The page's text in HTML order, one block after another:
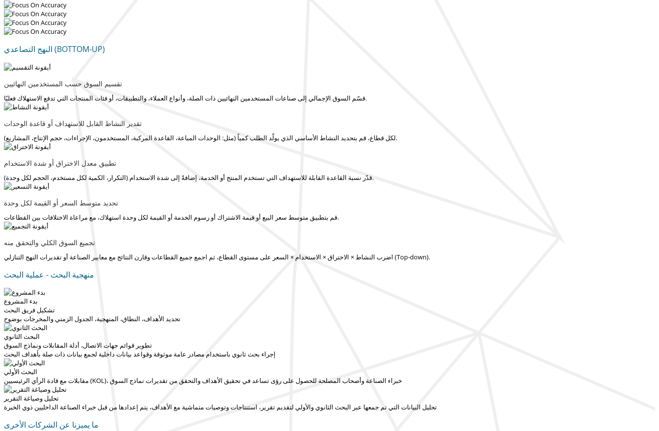
النهج التصاعدي (BOTTOM-UP)
تقسيم السوق حسب المستخدمين النهائيين
قسّم السوق الإجمالي إلى صناعات المستخدمين النهائيين ذات الصلة، وأنواع العملاء، والتطبيقات، أو فئات المنتجات التي تدفع الاستهلاك فعليًا.
تقدير النشاط القابل للاستهداف أو قاعدة الوحدات
لكل قطاع، قم بتحديد النشاط الأساسي الذي يولّد الطلب كمياً (مثل: الوحدات المباعة، القاعدة المركبة، المستخدمون، الإجراءات، حجم الإنتاج، المشاريع).
تطبيق معدل الاختراق أو شدة الاستخدام
قدّر نسبة القاعدة القابلة للاستهداف التي تستخدم المنتج أو الخدمة، إضافةً إلى شدة الاستخدام (التكرار، الكمية لكل مستخدم، الحجم لكل وحدة).
تحديد متوسط السعر أو القيمة لكل وحدة
قم بتطبيق متوسط سعر البيع أو قيمة الاشتراك أو رسوم الخدمة أو القيمة لكل وحدة استهلاك، مع مراعاة الاختلافات بين القطاعات.
تجميع السوق الكلي والتحقق منه
اضرب النشاط × الاختراق × الاستخدام × السعر على مستوى القطاع، ثم اجمع جميع القطاعات وقارن النتائج مع معايير الصناعة أو تقديرات النهج التنازلي (Top-down).
منهجية البحث - عملية البحث
بدء المشروع
تشكيل فريق البحث
تحديد الأهداف، النطاق، المنهجية، الجدول الزمني والمخرجات بوضوح
البحث الثانوي
تطوير قوائم جهات الاتصال، أدلة المقابلات ونماذج السوق
إجراء بحث ثانوي باستخدام مصادر عامة موثوقة وقواعد بيانات داخلية لجمع بيانات ذات صلة بأهداف البحث
البحث الأولي
مقابلات مع قادة الرأي الرئيسيين (KOL)، خبراء الصناعة وأصحاب المصلحة للحصول على رؤى تساعد في تحقيق الأهداف والتحقق من تقديرات نماذج السوق
تحليل وصياغة التقرير
تحليل البيانات التي تم جمعها عبر البحث الثانوي والأولي لتقديم تقرير، استنتاجات وتوصيات متماشية مع الأهداف، يتم إعدادها من قبل خبراء الصناعة الداخليين ذوي الخبرة
ما يميزنا عن الشركات الأخرى